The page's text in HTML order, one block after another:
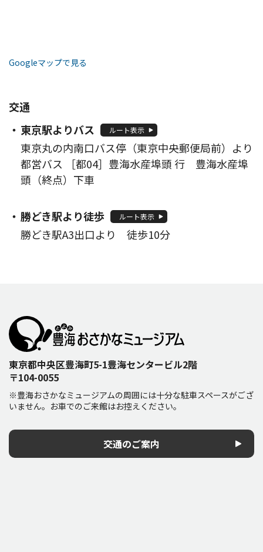
Googleマップで見る
交通
東京駅よりバス
ルート表示
東京丸の内南口バス停（東京中央郵便局前）より
都営バス ［都04］豊海水産埠頭 行 豊海水産埠
頭（終点）下車
勝どき駅より徒歩 ルート表示
勝どき駅A3出口より 徒歩10分
東京都中央区豊海町5-1豊海センタービル2階
〒104-0055
※豊海おさかなミュージアムの周囲には十分な駐車スペースがござ
いません。お車でのご来館はお控えください。
交通のご案内